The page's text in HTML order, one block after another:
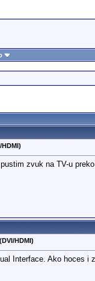
zvuk na TV-u
HDMI)
Interface. Ako hoces